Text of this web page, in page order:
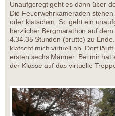
Unaufgeregt geht es dann über
Die Feuerwehrkameraden
oder klatschen. So geht ein
herzlicher Bergmarathon auf
4.34.35 Stunden (brutto) zu
klatscht mich virtuell ab. Dort
ersten sechs Männer. Bei mir hat
der Klasse auf das virtuelle